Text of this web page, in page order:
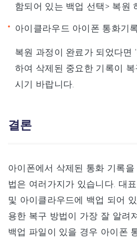
함되어 있는 백업 선택> 복원
아이클라우드 아이폰 통화기
복원 과정이 완료가 되었다면
하여 삭제된 중요한 기록이
시기 바랍니다.
결론
아이폰에서 삭제된 통화 기록
법은 여러가지가 있습니다. 대
및 아이클라우드에 백업 되어
용한 복구 방법이 가장 잘 알려
백업 파일이 있을 경우 아이폰